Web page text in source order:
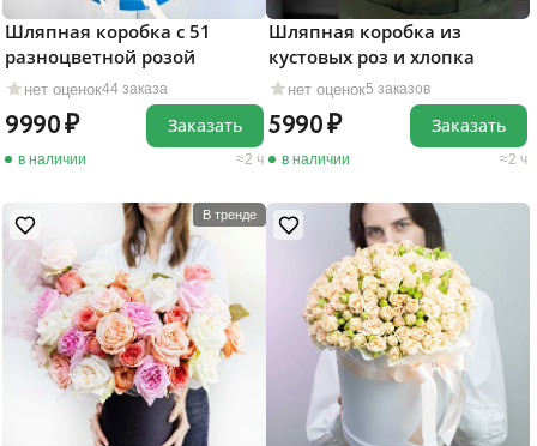
нет оценок44 заказа
Шляпная коробка с 51
разноцветной розой
9990
в наличии 2 ч
Заказать
нет оценок5 заказов
Шляпная коробка из
кустовых роз и хлопка
5990
в наличии 2 ч
Заказать
В тренде